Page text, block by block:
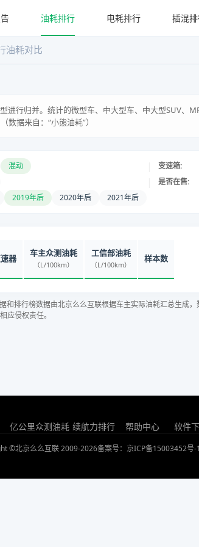
油耗排行 电耗排行 插混
油耗对比
进行归并。统计的微型车、中大型车、中大型SUV、
数据来自：“小熊油耗”）
混动 变速箱:
是否在售:
2019年后 2020年后 2021年后
器 车主众测油耗
（L/100km）
工信部油耗
（L/100km）
样本数
和排行榜数据由北京么么互联根据车主实际油耗汇总生成
应侵权责任。
亿公里众测油耗 续航力排行 帮助中心 软件
©北京么么互联 2009-2026备案号：京ICP备15003452号-1